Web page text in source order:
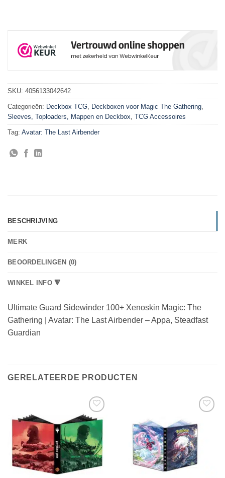
SKU: 4056133042642
Categorieën: Deckbox TCG, Deckboxen voor Magic The Gathering,
Sleeves, Toploaders, Mappen en Deckbox, TCG Accessoires
Tag: Avatar: The Last Airbender
BESCHRIJVING
MERK
BEOORDELINGEN (0)
WINKEL INFO 🔻
Ultimate Guard Sidewinder 100+ Xenoskin Magic: The
Gathering | Avatar: The Last Airbender – Appa, Steadfast
Guardian
GERELATEERDE PRODUCTEN